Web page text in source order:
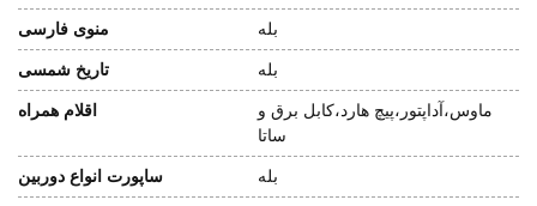
منوی فارسی بله
تاریخ شمسی بله
اقلام همراه
ماوس،آداپتور،پیچ هارد،کابل برق و
ساتا
ساپورت انواع دوربین بله